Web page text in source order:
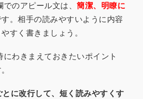
のアピール文は、 簡潔、明瞭に
。相手の読みやすいように内容
すく書きましょう。
にわきまえておきたいポイント
に改行して、短く読みやすくす